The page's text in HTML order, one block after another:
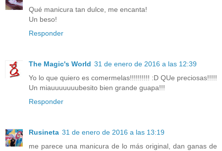
Qué manicura tan dulce, me encanta!
Un beso!
Responder
The Magic's World 31 de enero de 2016 a las 12:39
Yo lo que quiero es comermelas!!!!!!!!!! :D QUe preciosas!!!!!
Un miauuuuuuubesito bien grande guapa!!!
Responder
Rusineta 31 de enero de 2016 a las 13:19
me parece una manicura de lo más original, dan ganas de